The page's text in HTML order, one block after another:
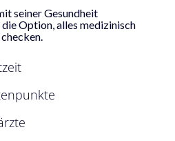
seiner Gesundheit
Option, alles medizinisch